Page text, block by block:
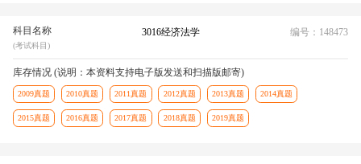
科目名称
(考试科目)
3016经济法学 编号：148473
库存情况 (说明：本资料支持电子版发送和扫描版邮寄)
2009真题 2010真题 2011真题 2012真题 2013真题 2014真题
2015真题 2016真题 2017真题 2018真题 2019真题